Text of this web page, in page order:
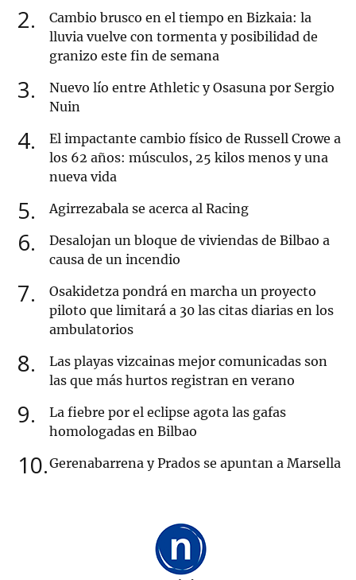
2
Cambio brusco en el tiempo en Bizkaia: la
lluvia vuelve con tormenta y posibilidad de
granizo este fin de semana
3
Nuevo lío entre Athletic y Osasuna por Sergio
Nuin
4
El impactante cambio físico de Russell Crowe a
los 62 años: músculos, 25 kilos menos y una
nueva vida
5 Agirrezabala se acerca al Racing
6
Desalojan un bloque de viviendas de Bilbao a
causa de un incendio
7
Osakidetza pondrá en marcha un proyecto
piloto que limitará a 30 las citas diarias en los
ambulatorios
8
Las playas vizcainas mejor comunicadas son
las que más hurtos registran en verano
9
La fiebre por el eclipse agota las gafas
homologadas en Bilbao
10 Gerenabarrena y Prados se apuntan a Marsella